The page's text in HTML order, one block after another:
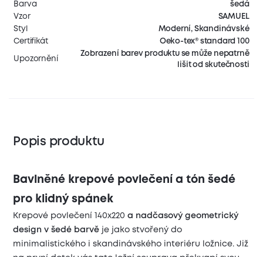
Barva
šedá
Vzor
SAMUEL
Styl
Moderní, Skandinávské
Certifikát
Oeko-tex® standard 100
Upozornění
Zobrazení barev produktu se může nepatrně
lišit od skutečnosti
Popis produktu
Bavlněné krepové povlečení a tón šedé
pro klidný spánek
Krepové povlečení 140x220a nadčasový geometrický
design v šedé barvě je jako stvořený do
minimalistického i skandinávského interiéru ložnice. Již